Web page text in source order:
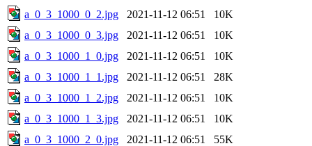
a_0_3_1000_0_2.jpg
2021-11-12 06:51
10K
a_0_3_1000_0_3.jpg
2021-11-12 06:51
10K
a_0_3_1000_1_0.jpg
2021-11-12 06:51
10K
a_0_3_1000_1_1.jpg
2021-11-12 06:51
28K
a_0_3_1000_1_2.jpg
2021-11-12 06:51
10K
a_0_3_1000_1_3.jpg
2021-11-12 06:51
10K
a_0_3_1000_2_0.jpg
2021-11-12 06:51
55K